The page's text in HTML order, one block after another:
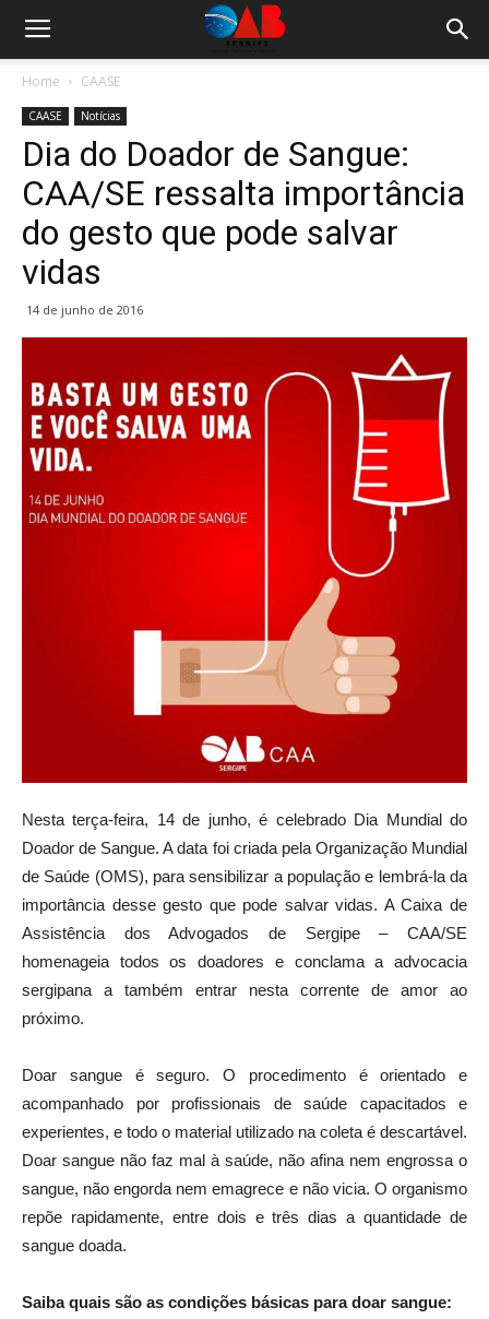
Home CAASE
CAASE Notícias
Dia do Doador de Sangue:
CAA/SE ressalta importância
do gesto que pode salvar
vidas
14 de junho de 2016
Nesta terça-feira, 14 de junho, é celebrado Dia Mundial do
Doador de Sangue. A data foi criada pela Organização Mundial
de Saúde (OMS), para sensibilizar a população e lembrá-la da
importância desse gesto que pode salvar vidas. A Caixa de
Assistência dos Advogados de Sergipe – CAA/SE
homenageia todos os doadores e conclama a advocacia
sergipana a também entrar nesta corrente de amor ao
próximo.
Doar sangue é seguro. O procedimento é orientado e
acompanhado por profissionais de saúde capacitados e
experientes, e todo o material utilizado na coleta é descartável.
Doar sangue não faz mal à saúde, não afina nem engrossa o
sangue, não engorda nem emagrece e não vicia. O organismo
repõe rapidamente, entre dois e três dias a quantidade de
sangue doada.
Saiba quais são as condições básicas para doar sangue: